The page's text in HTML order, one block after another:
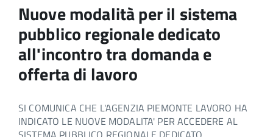
Nuove modalità per il sistema
pubblico regionale dedicato
all'incontro tra domanda e
offerta di lavoro
SI COMUNICA CHE L'AGENZIA PIEMONTE LAVORO HA
INDICATO LE NUOVE MODALITA' PER ACCEDERE AL